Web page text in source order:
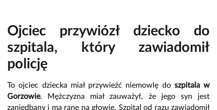
Ojciec przywiózł dziecko do
szpitala, który zawiadomił
policję
To ojciec dziecka miał przywieźć niemowlę do szpitala w
Gorzowie. Mężczyzna miał zauważył, że jego syn jest
zaniedbany i ma ranę na głowie. Szpital od razu zawiadomił